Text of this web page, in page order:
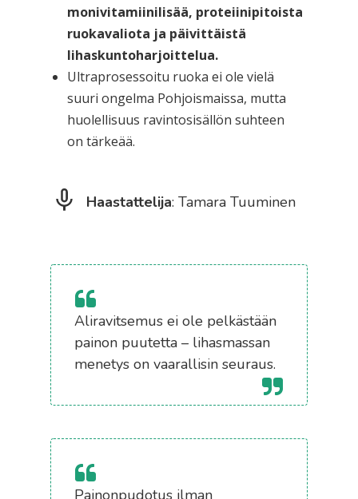
monivitamiinilisää, proteiinipitoista
ruokavaliota ja päivittäistä
lihaskuntoharjoittelua.
Ultraprosessoitu ruoka ei ole vielä
suuri ongelma Pohjoismaissa, mutta
huolellisuus ravintosisällön suhteen
on tärkeää.
Haastattelija: Tamara Tuuminen
Aliravitsemus ei ole pelkästään
painon puutetta – lihasmassan
menetys on vaarallisin seuraus.
Painonpudotus ilman